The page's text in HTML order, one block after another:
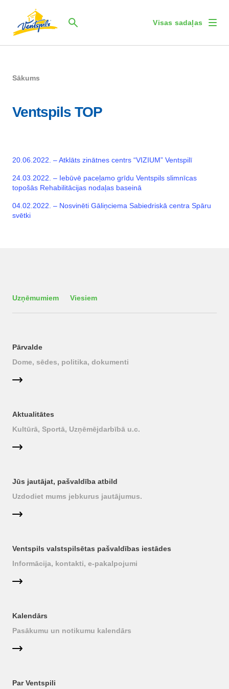
Visas sadaļas
Sākums
Ventspils TOP
20.06.2022. – Atklāts zinātnes centrs “VIZIUM” Ventspilī
24.03.2022. – Iebūvē paceļamo grīdu Ventspils slimnīcas
topošās Rehabilitācijas nodaļas baseinā
04.02.2022. – Nosvinēti Gāliņciema Sabiedriskā centra Spāru
svētki
Uzņēmumiem Viesiem
Pārvalde
Dome, sēdes, politika, dokumenti
Aktualitātes
Kultūrā, Sportā, Uzņēmējdarbībā u.c.
Jūs jautājat, pašvaldība atbild
Uzdodiet mums jebkurus jautājumus.
Ventspils valstspilsētas pašvaldības iestādes
Informācija, kontakti, e-pakalpojumi
Kalendārs
Pasākumu un notikumu kalendārs
Par Ventspili